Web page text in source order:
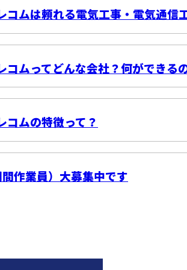
コムは頼れる電気工事・電気通信
コムってどんな会社？何ができる
コムの特徴って？
作業員）大募集中です